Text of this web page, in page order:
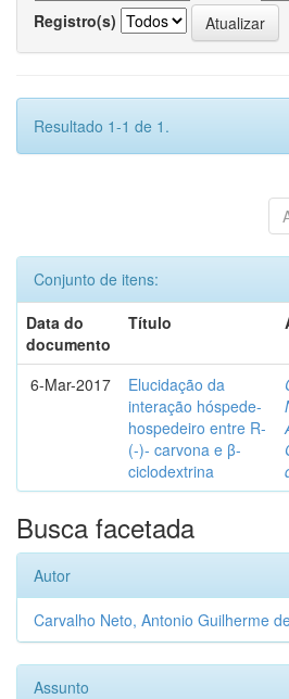
Registro(s)
Resultado 1-1 de 1.
Conjunto de itens:
Data do
documento
Título
6-Mar-2017
Elucidação da
interação hóspede-
hospedeiro entre R-
(-)- carvona e β-
ciclodextrina
Busca facetada
Autor
Carvalho Neto, Antonio Guilherme
Assunto